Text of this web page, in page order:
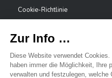
Cookie-Richtlinie
Erklärung zur Barrierefreiheit
Meldesystem – Whistleblower
Bonjour,